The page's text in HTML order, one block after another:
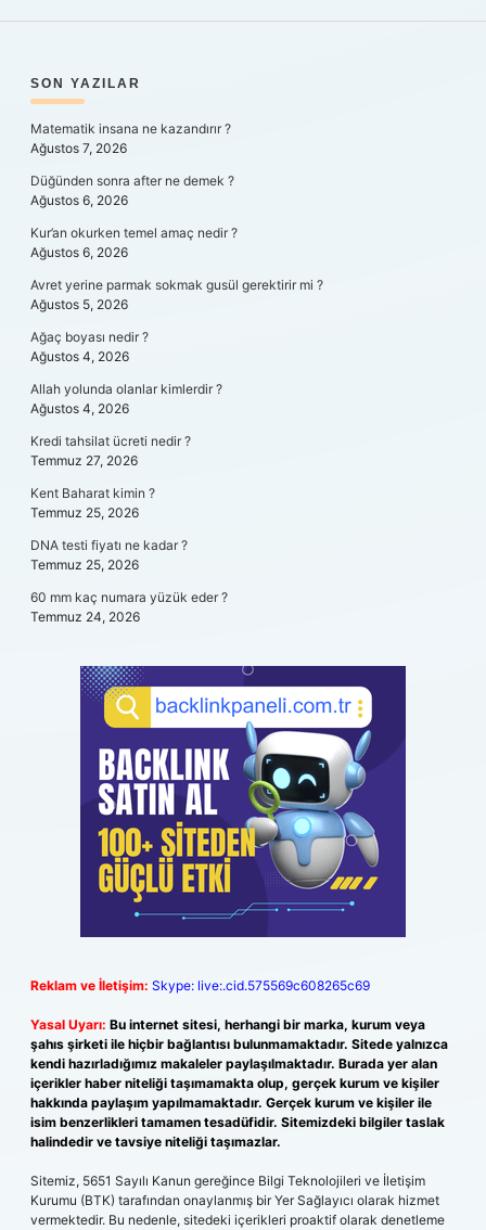
SIDEBAR
SON YAZILAR
Matematik insana ne kazandırır ?
Ağustos 7, 2026
Düğünden sonra after ne demek ?
Ağustos 6, 2026
Kur’an okurken temel amaç nedir ?
Ağustos 6, 2026
Avret yerine parmak sokmak gusül gerektirir mi ?
Ağustos 5, 2026
Ağaç boyası nedir ?
Ağustos 4, 2026
Allah yolunda olanlar kimlerdir ?
Ağustos 4, 2026
Kredi tahsilat ücreti nedir ?
Temmuz 27, 2026
Kent Baharat kimin ?
Temmuz 25, 2026
DNA testi fiyatı ne kadar ?
Temmuz 25, 2026
60 mm kaç numara yüzük eder ?
Temmuz 24, 2026
Reklam ve İletişim: Skype: live:.cid.575569c608265c69
Yasal Uyarı: Bu internet sitesi, herhangi bir marka, kurum veya
şahıs şirketi ile hiçbir bağlantısı bulunmamaktadır. Sitede yalnızca
kendi hazırladığımız makaleler paylaşılmaktadır. Burada yer alan
içerikler haber niteliği taşımamakta olup, gerçek kurum ve kişiler
hakkında paylaşım yapılmamaktadır. Gerçek kurum ve kişiler ile
isim benzerlikleri tamamen tesadüfidir. Sitemizdeki bilgiler taslak
halindedir ve tavsiye niteliği taşımazlar.
Sitemiz, 5651 Sayılı Kanun gereğince Bilgi Teknolojileri ve İletişim
Kurumu (BTK) tarafından onaylanmış bir Yer Sağlayıcı olarak hizmet
vermektedir. Bu nedenle, sitedeki içerikleri proaktif olarak denetleme